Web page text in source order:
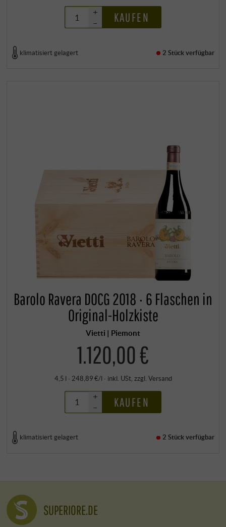
+
–
KAUFEN
klimatisiert gelagert 2 Stückverfügbar
Barolo Ravera DOCG 2018 · 6 Flaschen in
Original-Holzkiste
Vietti | Piemont
1.120,00 €
4,5 l · 248,89 €/l · inkl. USt, zzgl. Versand
+
–
KAUFEN
klimatisiert gelagert 2 Stückverfügbar
SUPERIORE.DE